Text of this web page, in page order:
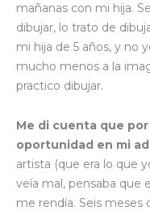
mañanas con mi hija.
dibujar, lo trato de
mi hija de 5 años, y no
mucho menos a la
practico dibujar.
Me di cuenta que
oportunidad en mi
artista (que era lo que
veía mal, pensaba que
me rendía. Seis meses